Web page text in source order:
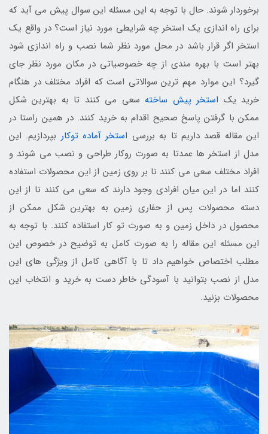
برخوردار شوند. حال با توجه به این مسئله این سوال پیش می آید که
برای راه اندازی یک استخر چه شرایطی مورد نیاز است؟ در واقع یک
استخر اگر قرار باشد در محل مورد نظر شما نصب و راه اندازی شود
بهتر است با بهره مندی از چه خصوصیاتی در مکان مورد نظر جای
گیرد؟ این موارد مهم ترین سوالاتی است که افراد مختلف در هنگام
خرید یک استخر پیش ساختهسعی می کنند تا به بهترین شکل
ممکن با گرفتن پاسخ صحیح اقدام به خرید کنند. در همین راستا در
این مقاله قصد داریم تا به بررسی استخر آماده توکار بپردازیم. این
مدل از استخر ها عمدتا به صورت روکار طراحی و نصب می شوند و
افراد مختلف سعی می کنند تا بر روی زمین از این محصولات استفاده
کنند اما در این میان افرادی وجود دارند که سعی می کنند تا از این
دسته محصولات پس از حفاری زمین به بهترین شکل ممکن از
محصول در داخل زمین و به صورت تو کار استفاده کنند. با توجه به
این مسئله این مقاله را به صورت کامل به توضیح در خصوص این
مطلب اختصاص خواهیم داد تا با آگاهی کامل از ویژگی های این
مدل از نصب بتوانید با آسودگی خاطر دست به خرید و انتخاب این
محصولات بزنید.